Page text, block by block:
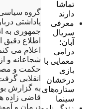
تماشا
دارند
معرفی
سریال
آبان؛
درامی
معمایی با
بازی
درخشان
ستاره‌های
سینما
گروه
یاداشتی
جمهوری به
اطلاع دقیق
اعلام می
شجاعانه و
حکمت و
انقلابی
به گزارش
قاضی زاده
درمان و